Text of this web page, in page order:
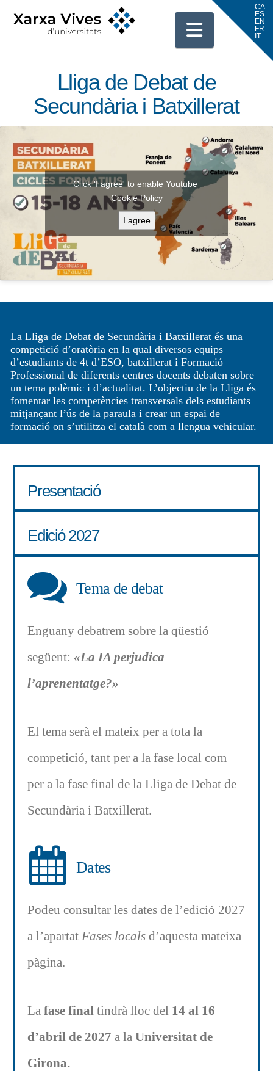
Lliga de Debat de
Secundària i Batxillerat
Click 'I agree' to enable Youtube
Cookie Policy
I agree
La Lliga de Debat de Secundària i Batxillerat és una
competició d’oratòria en la qual diversos equips
d’estudiants de 4t d’ESO, batxillerat i Formació
Professional de diferents centres docents debaten sobre
un tema polèmic i d’actualitat. L’objectiu de la Lliga és
fomentar les competències transversals dels estudiants
mitjançant l’ús de la paraula i crear un espai de
formació on s’utilitza el català com a llengua vehicular.
Presentació
Edició 2027
Tema de debat
Enguany debatrem sobre la qüestió
següent: «La IA perjudica
l’aprenentatge?»
El tema serà el mateix per a tota la
competició, tant per a la fase local com
per a la fase final de la Lliga de Debat de
Secundària i Batxillerat.
Dates
Podeu consultar les dates de l’edició 2027
a l’apartat Fases localsd’aquesta mateixa
pàgina.
Lafase final tindrà lloc del 14 al 16
d’abril de 2027a la Universitat de
Girona.